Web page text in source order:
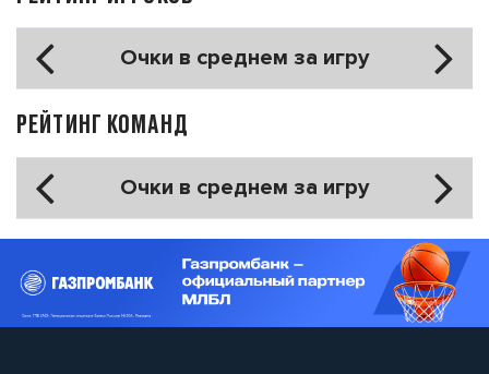
Очки в среднем за игру
РЕЙТИНГ КОМАНД
Очки в среднем за игру